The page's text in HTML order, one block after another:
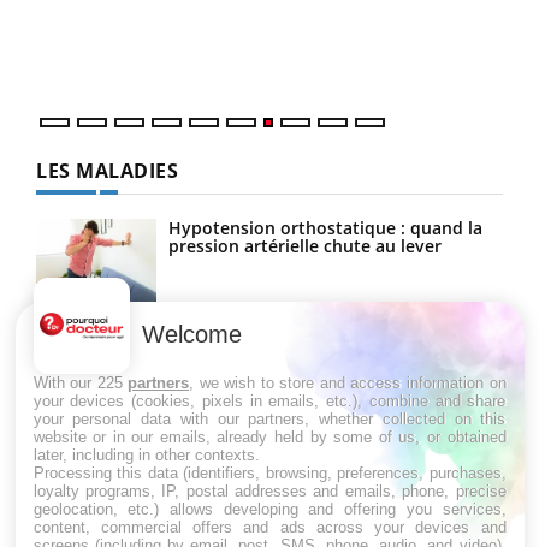
LES MALADIES
Hypotension orthostatique : quand la
pression artérielle chute au lever
Drépanocytose : une déformation des
Maladie de Charcot (Sclérose latérale
amyotrophique)
Welcome
With our 225 partners , we wish to store and access information on
your devices (cookies, pixels in emails, etc.), combine and share
your personal data with our partners, whether collected on this
website or in our emails, already held by some of us, or obtained
later, including in other contexts.
Processing this data (identifiers, browsing, preferences, purchases,
loyalty programs, IP, postal addresses and emails, phone, precise
geolocation, etc.) allows developing and offering you services,
content, commercial offers and ads across your devices and